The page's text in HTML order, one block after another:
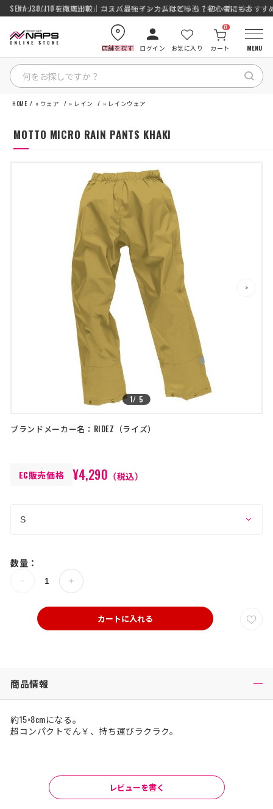
ナップス「究-KIWAMI-」ガラスコーティング徹底解説【撥水×高耐久】
SENA J30/J10を徹底比較｜コスパ最強インカムはどっち？初心者にもおすす
店舗を探す ログイン お気に入り カート
0
MENU
ナップスメンバーズ
店舗を探す
コーポレートサイト
採用情報
特定商取引法に基づく表記
古物営業法に基づく表示/保険勧誘
方針
商品レビュー利用規約
プライバシーポリシー
返金ポリシー
カスタマーハラスメントに対する方
HOME » ウェア » レイン » レインウェア
MOTTO MICRO RAIN PANTS KHAKI
1/ 5
>
ブランドメーカー名： RIDEZ ライズ
EC販売価格 ¥4,290 （税込）
数量：
カートに入れる
商品情報
約15×8cmになる。
超コンパクトでん￥、持ち運びラクラク。
レビューを書く